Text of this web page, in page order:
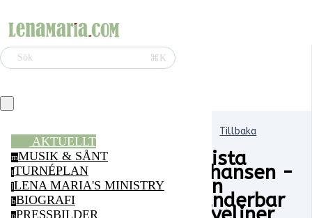
Sök ⌘K
AKTUELLT
mMUSIK & SÅNT
tTURNÉPLAN
lLENA MARIA'S MINISTRY
bBIOGRAFI
pPRESSBILDER
Tillbaka
Sista
chansen -
en
underbar